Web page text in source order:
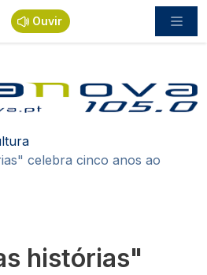
principal
Ouvir
celebra cinco anos ao
histórias"